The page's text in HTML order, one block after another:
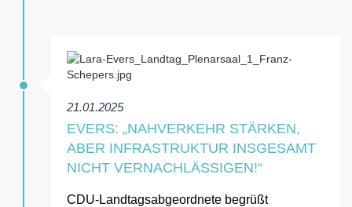
21.01.2025
EVERS: „NAHVERKEHR STÄRKEN,
ABER INFRASTRUKTUR INSGESAMT
NICHT VERNACHLÄSSIGEN!“
CDU-Landtagsabgeordnete begrüßt